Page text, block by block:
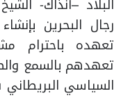
البلاد –آنذاك-
رجال البحرين
تعهده باحترام
تعهدهم بالسمع
السياسي